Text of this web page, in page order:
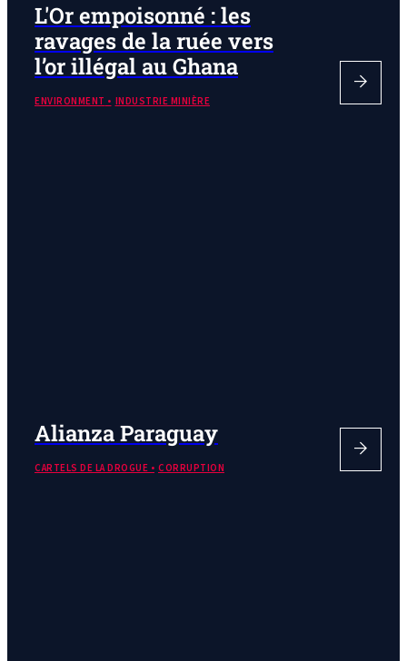
ENVIRONMENT INDUSTRIE MINIÈRE
L'Or empoisonné : les
ravages de la ruée vers
l’or illégal au Ghana
CARTELS DE LA DROGUE CORRUPTION
Alianza Paraguay